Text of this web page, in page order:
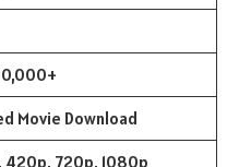
Movie Download
420p, 720p, 1080p